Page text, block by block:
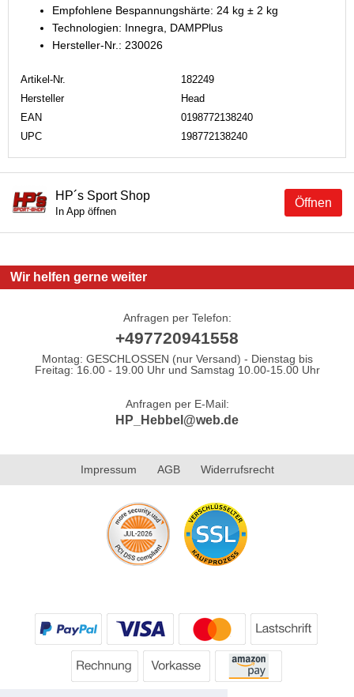
Empfohlene Bespannungshärte: 24 kg ± 2 kg
Technologien: Innegra, DAMPPlus
Hersteller-Nr.: 230026
Artikel-Nr.
182249
Hersteller
Head
EAN
0198772138240
UPC
198772138240
Öffnen
HP´s Sport Shop
In App öffnen
Wir helfen gerne weiter
Anfragen per Telefon:
+497720941558
Montag: GESCHLOSSEN (nur Versand) - Dienstag bis
Freitag: 16.00 - 19.00 Uhr und Samstag 10.00-15.00 Uhr
Anfragen per E-Mail:
HP_Hebbel@web.de
Impressum AGB Widerrufsrecht